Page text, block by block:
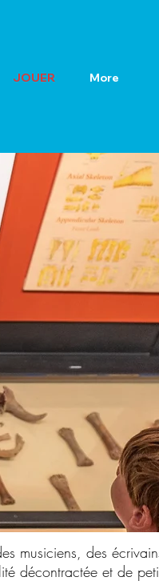
JOUER More
musiciens, des
décontractée et de